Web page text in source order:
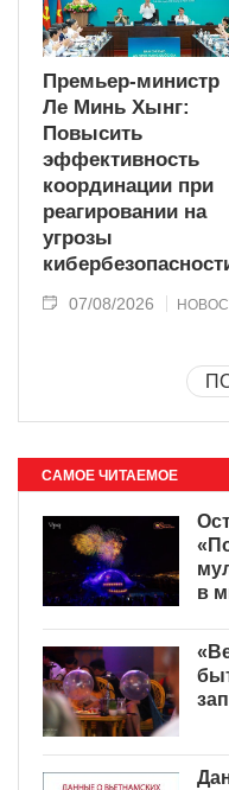
Премьер-министр
Ле Минь Хынг:
Повысить
эффективность
координации при
реагировании на
угрозы
07/08/2026
САМОЕ ЧИТАЕМОЕ
в